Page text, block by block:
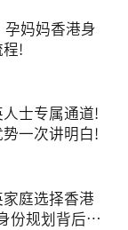
孕妈妈香港身
程!
士专属通道!
一次讲明白!
庭选择香港
份规划背后的